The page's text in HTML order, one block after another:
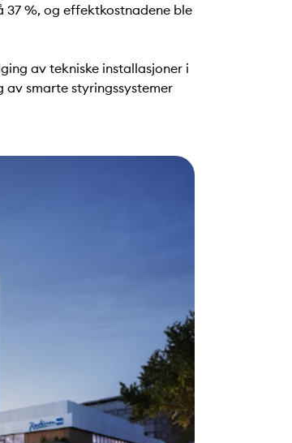
37 %, og effektkostnadene ble
av tekniske installasjoner i
smarte styringssystemer